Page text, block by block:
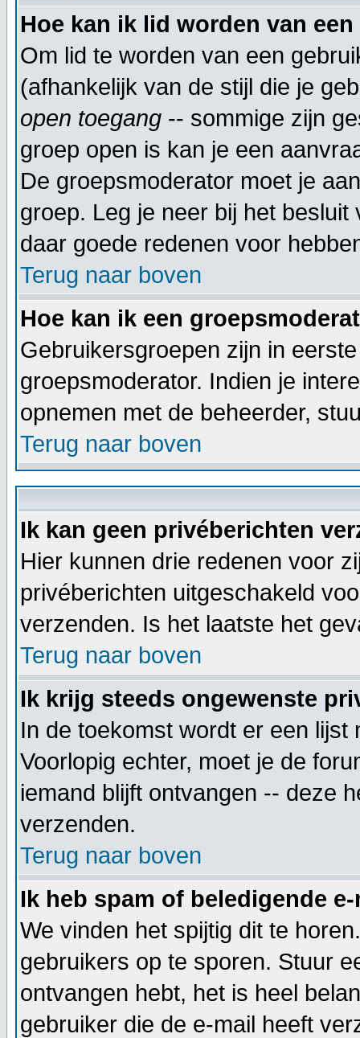
Hoe kan ik lid worden van
Om lid te worden van een
(afhankelijk van de stijl die je
open toegang -- sommige zijn
groep open is kan je een
De groepsmoderator moet je
groep. Leg je neer bij het
daar goede redenen voor
Terug naar boven
Hoe kan ik een
Gebruikersgroepen zijn in
groepsmoderator. Indien je
opnemen met de beheerder,
Terug naar boven
Ik kan geen privéberichten
Hier kunnen drie redenen voor
privéberichten uitgeschakeld
verzenden. Is het laatste het
Terug naar boven
Ik krijg steeds ongewenste
In de toekomst wordt er een
Voorlopig echter, moet je de
iemand blijft ontvangen -- deze
verzenden.
Terug naar boven
Ik heb spam of beledigende
We vinden het spijtig dit te
gebruikers op te sporen. Stuur
ontvangen hebt, het is heel
gebruiker die de e-mail heeft